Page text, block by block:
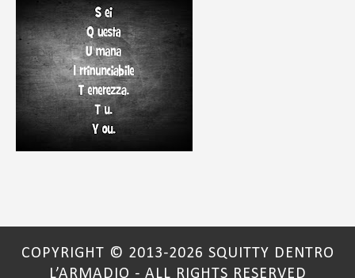
COPYRIGHT © 2013-2026 SQUITTY DENTRO
L’ARMADIO - ALL RIGHTS RESERVED